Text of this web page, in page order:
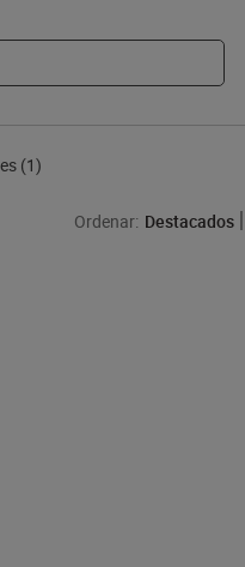
(1)
Ordenar: Destacados